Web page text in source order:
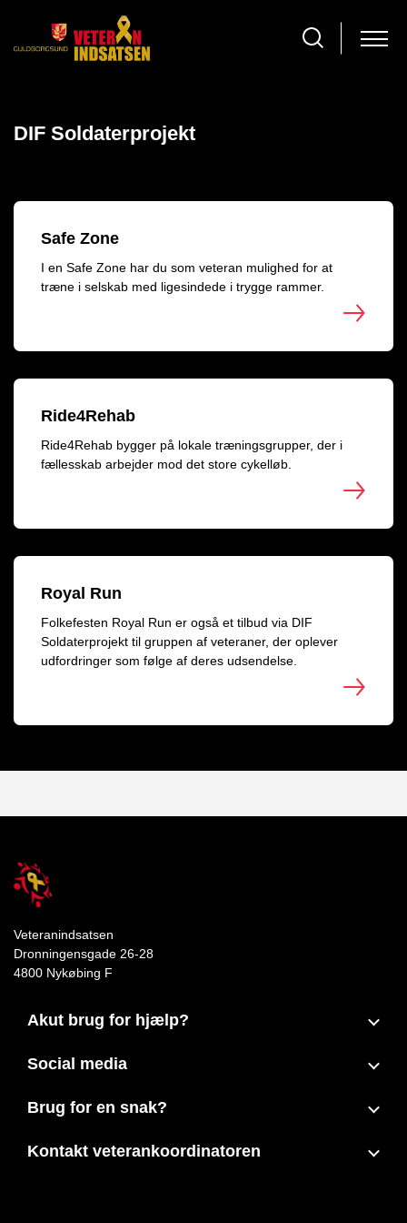
DIF Soldaterprojekt
Safe Zone
I en Safe Zone har du som veteran mulighed for at
træne i selskab med ligesindede i trygge rammer.
Ride4Rehab
Ride4Rehab bygger på lokale træningsgrupper, der i
fællesskab arbejder mod det store cykelløb.
Royal Run
Folkefesten Royal Run er også et tilbud via DIF
Soldaterprojekt til gruppen af veteraner, der oplever
udfordringer som følge af deres udsendelse.
Veteranindsatsen
Dronningensgade 26-28
4800 Nykøbing F
Akut brug for hjælp?
Social media
Brug for en snak?
Kontakt veterankoordinatoren